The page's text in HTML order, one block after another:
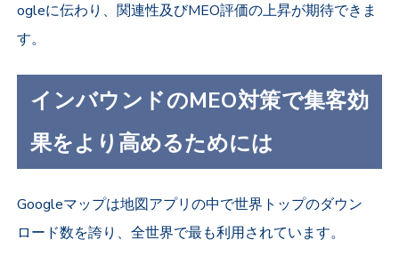
ogleに伝わり、関連性及びMEO評価の上昇が期待できま
す。
インバウンドのMEO対策で集客効
果をより高めるためには
Googleマップは地図アプリの中で世界トップのダウン
ロード数を誇り、全世界で最も利用されています。